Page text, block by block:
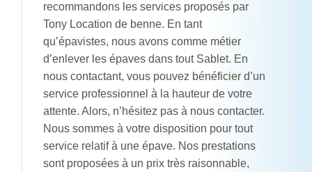
recommandons les services proposés par
Tony Location de benne. En tant
qu’épavistes, nous avons comme métier
d’enlever les épaves dans tout Sablet. En
nous contactant, vous pouvez bénéficier d’un
service professionnel à la hauteur de votre
attente. Alors, n’hésitez pas à nous contacter.
Nous sommes à votre disposition pour tout
service relatif à une épave. Nos prestations
sont proposées à un prix très raisonnable,